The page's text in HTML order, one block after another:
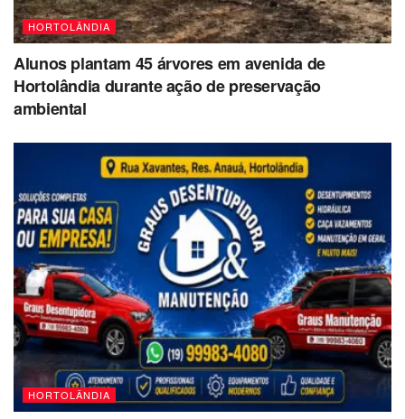
HORTOLÂNDIA
Alunos plantam 45 árvores em avenida de
Hortolândia durante ação de preservação
ambiental
HORTOLÂNDIA